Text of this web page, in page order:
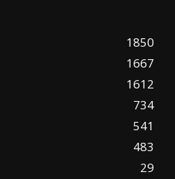
1850
1667
1612
734
541
483
29